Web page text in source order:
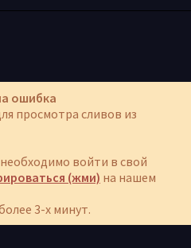
ошибка
просмотра сливов из
войти в свой
(жми) на нашем
3-х минут.